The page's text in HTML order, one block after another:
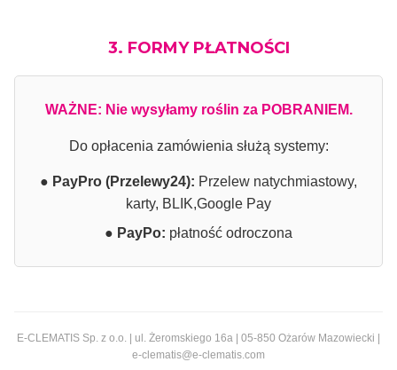
3. FORMY PŁATNOŚCI
WAŻNE: Nie wysyłamy roślin za POBRANIEM.
Do opłacenia zamówienia służą systemy:
● PayPro (Przelewy24): Przelew natychmiastowy,
karty, BLIK,Google Pay
● PayPo: płatność odroczona
E-CLEMATIS Sp. z o.o. | ul. Żeromskiego 16a | 05-850 Ożarów Mazowiecki |
e-clematis@e-clematis.com